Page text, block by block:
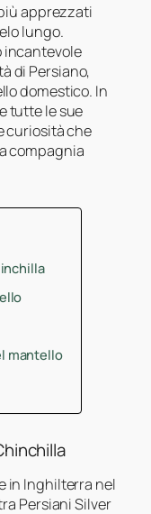
apprezzati
lungo.
incantevole
di Persiano,
domestico. In
tutte le sue
curiosità che
compagnia
mantello
in Inghilterra nel
Persiani Silver